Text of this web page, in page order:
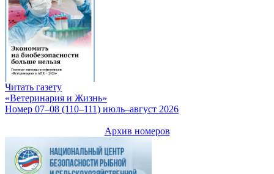
Читать газету
«Ветеринария и Жизнь»
Номер 07–08 (110–111) июль–август 2026
Архив номеров